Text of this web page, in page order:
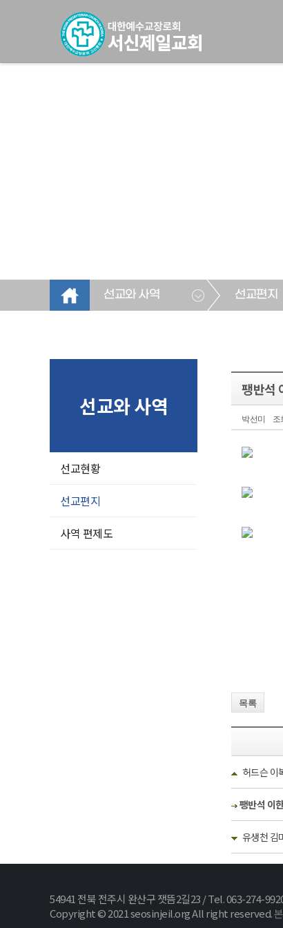
선교와 사역 선교편지
선교와 사역
선교현황
선교편지
사역 편제도
팽반석
박선미 조
목록
허드슨 이
팽반석 이
유생천 김
54941 전북 전주시 완산구 잿뜸2길23 / Tel. 063-274-
Copyright © 2021 seosinjeil.org All right reserved.